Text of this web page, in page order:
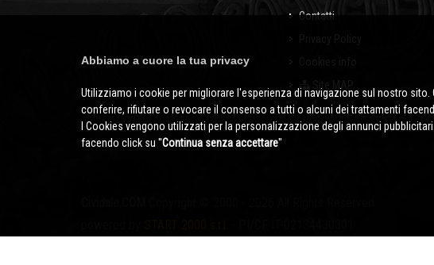
Contatti
Abbiamo a cuore la tua privacy
Utilizziamo i cookie per migliorare l'esperienza di navigazione sul nostro
conferire, rifiutare o revocare il consenso a tutti o alcuni dei trattamenti
I Cookies vengono utilizzati per la personalizzazione degli annunci
facendo click su ''Continua senza accettare''